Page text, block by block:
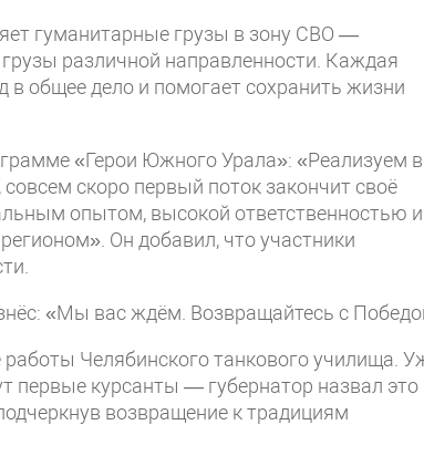
гуманитарные грузы в зону СВО —
различной направленности. Каждая
в общее дело и помогает сохранить жизни
«Герои Южного Урала»: «Реализуем в
скоро первый поток закончит своё
опытом, высокой ответственностью и
Он добавил, что участники
«Мы вас ждём. Возвращайтесь с
Челябинского танкового училища.
первые курсанты — губернатор назвал это
возвращение к традициям